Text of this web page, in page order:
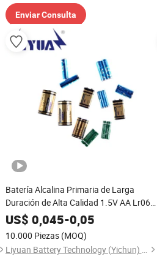
Enviar Consulta
Batería Alcalina Primaria de Larga
Duración de Alta Calidad 1.5V AA Lr06
al por mayor
US$ 0,045-0,05
10.000 Piezas (MOQ)
Liyuan Battery Technology (Yichun) Co., Ltd.